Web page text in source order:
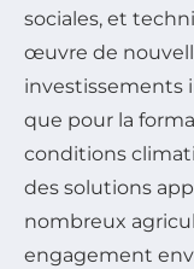
sociales, et
œuvre de
investissements
que pour la
conditions
des solutions
nombreux
engagement